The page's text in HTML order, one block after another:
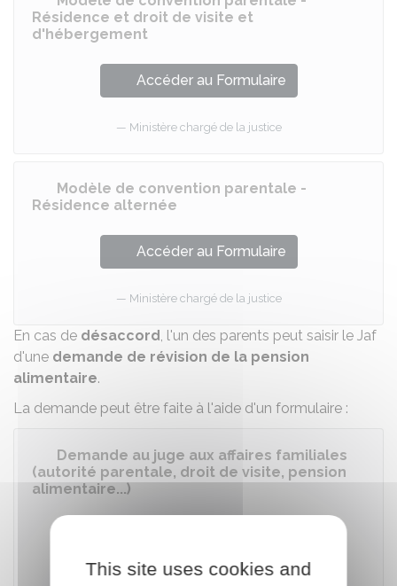
Résidence et droit de visite et
d'hébergement
Accéder au Formulaire
Ministère chargé de la justice
Modèle de convention parentale -
Résidence alternée
Accéder au Formulaire
Ministère chargé de la justice
En cas de désaccord, l'un des parents peut saisir le Jaf
d'une demande de révision de la pension
alimentaire.
La demande peut être faite à l'aide d'un formulaire :
Demande au juge aux affaires familiales
(autorité parentale, droit de visite, pension
alimentaire...)
This site uses cookies and